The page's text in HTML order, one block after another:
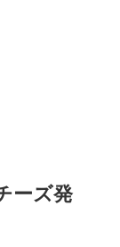
ーズ発